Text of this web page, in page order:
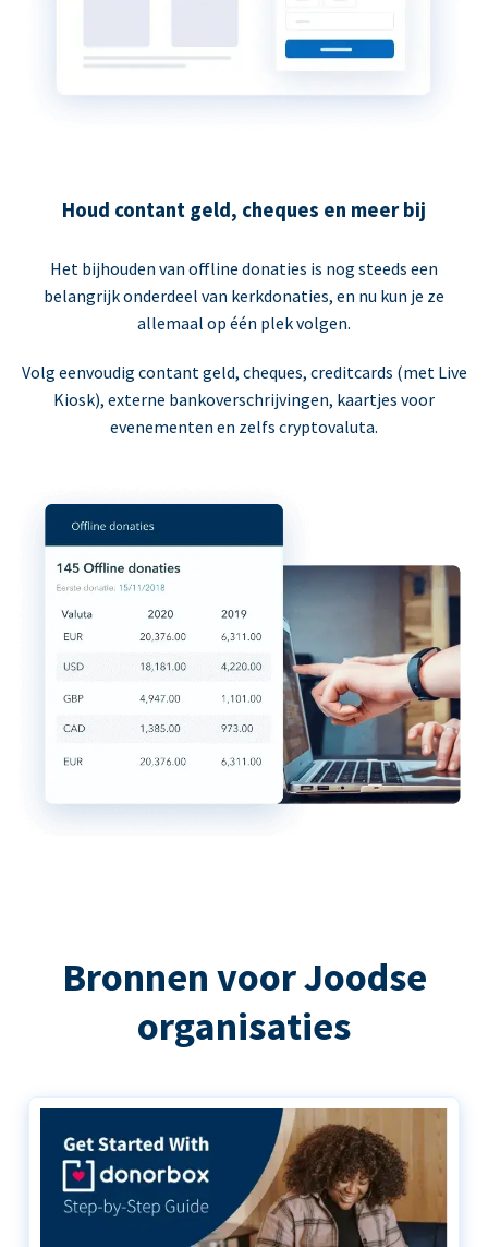
Houd contant geld, cheques en meer bij
Het bijhouden van offline donaties is nog steeds een
belangrijk onderdeel van kerkdonaties, en nu kun je ze
allemaal op één plek volgen.
Volg eenvoudig contant geld, cheques, creditcards (met Live
Kiosk), externe bankoverschrijvingen, kaartjes voor
evenementen en zelfs cryptovaluta.
Bronnen voor Joodse
organisaties